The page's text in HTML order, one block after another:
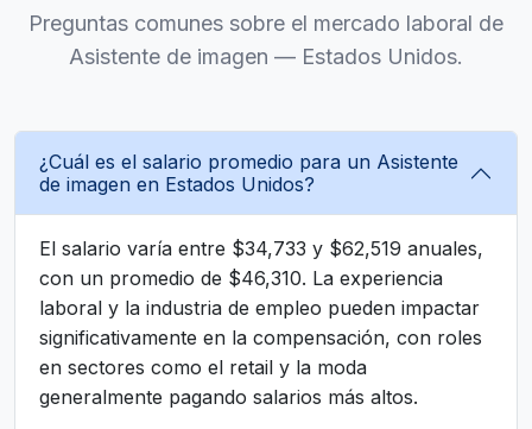
Preguntas comunes sobre el mercado laboral de
Asistente de imagen — Estados Unidos.
¿Cuál es el salario promedio para un Asistente
de imagen en Estados Unidos?
El salario varía entre $34,733 y $62,519 anuales,
con un promedio de $46,310. La experiencia
laboral y la industria de empleo pueden impactar
significativamente en la compensación, con roles
en sectores como el retail y la moda
generalmente pagando salarios más altos.